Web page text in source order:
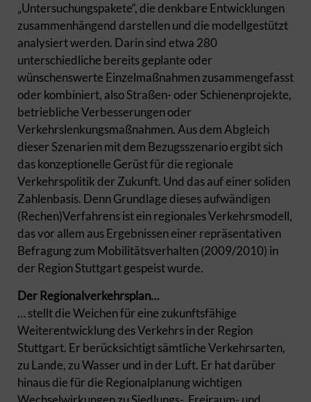
„Untersuchungspakete“, die denkbare Entwicklungen
zusammenhängend darstellen und die modellgestützt
analysiert werden. Darin sind etwa 280
unterschiedliche bereits geplante oder
wünschenswerte Einzelmaßnahmen zusammengefasst
oder kombiniert, also Straßen- oder Schienenprojekte,
betriebliche Verbesserungen oder
Verkehrslenkungsmaßnahmen. Aus dem Abgleich
dieser Szenarien mit dem Bezugsszenario ergibt sich
das konzeptionelle Gerüst für die regionale
Verkehrspolitik der Zukunft. Und das auf einer soliden
Zahlenbasis. Denn Grundlage dieses aufwändigen
(Rechen)Verfahrens ist ein regionales Verkehrsmodell,
das vor allem aus Ergebnissen einer repräsentativen
Befragung zum Mobilitätsverhalten (2009/2010) in
der Region Stuttgart gespeist wurde.
Der Regionalverkehrsplan…
… stellt die Weichen für eine zukunftsfähige
Weiterentwicklung des Verkehrs in der Region
Stuttgart. Er berücksichtigt sämtliche Verkehrsarten,
zu Lande, zu Wasser und in der Luft. Er hat darüber
hinaus die für die Regionalplanung wichtigen